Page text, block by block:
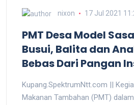
nixon 17 Jul 2021
PMT Desa Model
Busui, Balita dan
Bebas Dari Pangan
Kupang.SpektrumNtt.com ||
Makanan Tambahan (PMT)